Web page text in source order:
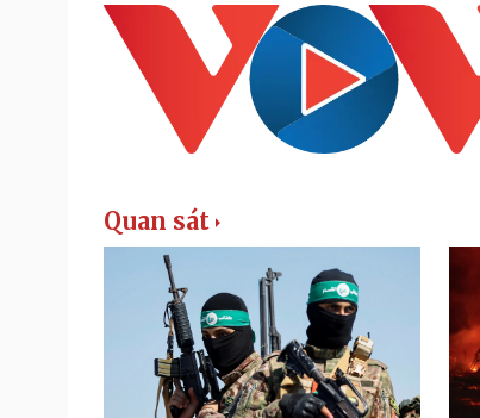
Quan sát